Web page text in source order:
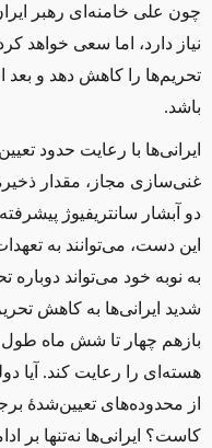
چون علی خامنه‌ای رهبر
نیاز دارد، اما سعی خواهد
تحریم‌ها را کاهش دهد و بعد
باشد.
ایرانی‌ها با رعایت حدود
غنی‌سازی مجاز، مقدار
دو آبشار سانتریفیوژ
به نوبه خود می‌تواند دوباره
شدید ایرانی‌ها به کاهش
بازهم چهار تا شش ماه طول
هسته‌ای را رعایت کند. آیا
از محدوده‌های تعیین‌شدهٔ
کاست؟ ایرانی‌ها نه‌تنها بر